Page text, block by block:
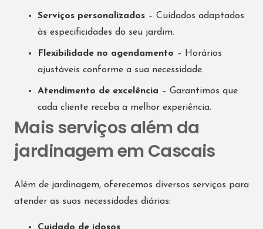
Serviços personalizados – Cuidados adaptados
às especificidades do seu jardim.
Flexibilidade no agendamento – Horários
ajustáveis conforme a sua necessidade.
Atendimento de excelência – Garantimos que
cada cliente receba a melhor experiência.
Mais serviços além da
jardinagem em Cascais
Além de jardinagem, oferecemos diversos serviços para
atender as suas necessidades diárias:
Cuidado de idosos